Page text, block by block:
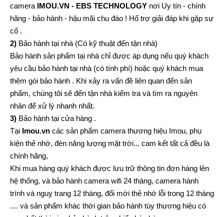
camera IMOU.VN - EBS TECHNOLOGY nơi Uy tín - chính
hãng - bảo hành - hậu mãi chu đáo ! Hổ trợ giải đáp khi gặp sự
cố .
2) Bảo hành tại nhà (Có kỹ thuật đến tận nhà)
Bảo hành sản phẩm tại nhà chỉ được áp dụng nếu quý khách
yêu cầu bảo hành tại nhà (có tính phí) hoặc quý khách mua
thêm gói bảo hành . Khi xảy ra vấn đề liên quan đến sản
phẩm, chúng tôi sẽ đến tận nhà kiểm tra và tìm ra nguyên
nhân để xử lý nhanh nhất.
3) Bảo hành tại cửa hàng .
Tại Imou.vn các sản phẩm camera thương hiệu Imou, phụ
kiện thẻ nhớ, đèn năng lượng mặt trời... cam kết tất cả đều là
chính hãng,
Khi mua hàng quý khách được lưu trữ thông tin đơn hàng lên
hệ thống, và bảo hành camera wifi 24 tháng, camera hành
trình và nguỵ trang 12 tháng, đổi mới thẻ nhớ lỗi trong 12 tháng
.... và sản phẩm khác thời gian bảo hành tùy thương hiệu có